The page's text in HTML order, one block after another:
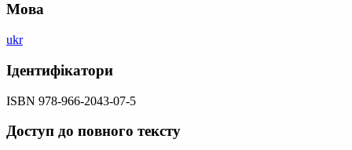
Мова
ukr
Ідентифікатори
ISBN 978-966-2043-07-5
Доступ до повного тексту